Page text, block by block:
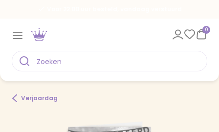
0
Verjaardag